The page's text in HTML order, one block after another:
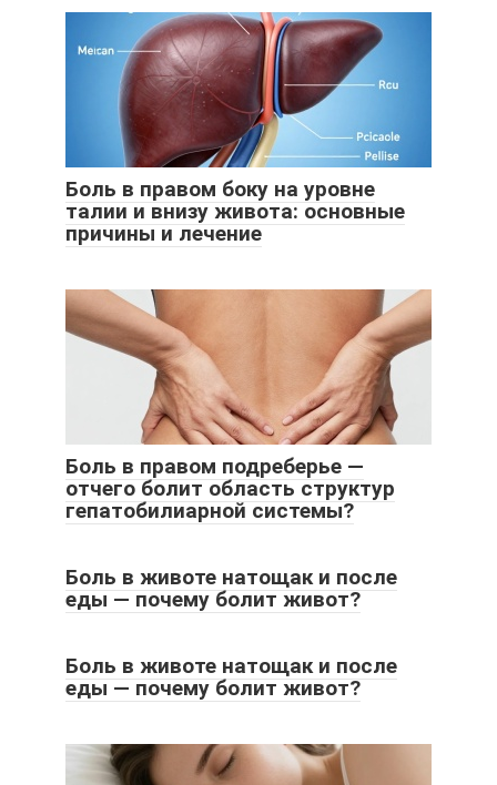
Боль в правом боку на уровне
талии и внизу живота: основные
причины и лечение
Боль в правом подреберье —
отчего болит область структур
гепатобилиарной системы?
Боль в животе натощак и после
еды — почему болит живот?
Боль в животе натощак и после
еды — почему болит живот?